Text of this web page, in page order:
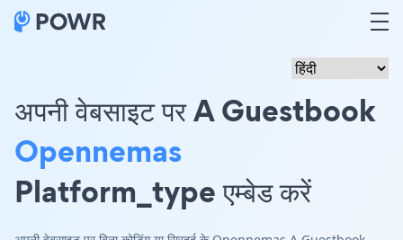
अपनी वेबसाइट पर A Guestbook
Opennemas
Platform_type एम्बेड करें